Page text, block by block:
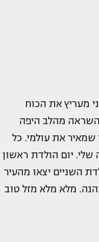
מעריץ את הכוח
מהלב היפה
שמאיר את עולמי. כל
שלי. יום הולדת ראשון
השניים יצאו מהעיר
מלא מלא מזל טוב